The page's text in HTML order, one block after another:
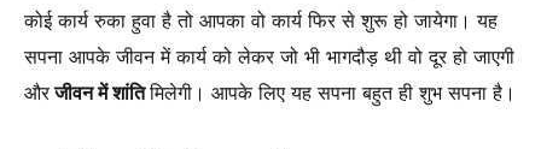
कोई कार्य रुका हुवा है तो आपका वो कार्य फिर से शुरू हो जायेगा। यह
सपना आपके जीवन में कार्य को लेकर जो भी भागदौड़ थी वो दूर हो जाएगी
औरजीवन में शांतिमिलेगी। आपके लिए यह सपना बहुत ही शुभ सपना है।